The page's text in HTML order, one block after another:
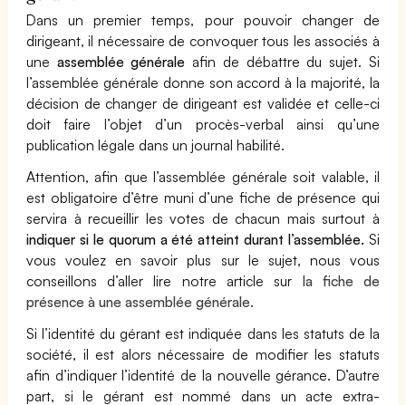
Dans un premier temps, pour pouvoir changer de
dirigeant, il nécessaire de convoquer tous les associés à
une assemblée générale afin de débattre du sujet. Si
l’assemblée générale donne son accord à la majorité, la
décision de changer de dirigeant est validée et celle-ci
doit faire l’objet d’un procès-verbal ainsi qu’une
publication légale dans un journal habilité.
Attention, afin que l’assemblée générale soit valable, il
est obligatoire d’être muni d’une fiche de présence qui
servira à recueillir les votes de chacun mais surtout à
indiquer si le quorum a été atteint durant l’assemblée. Si
vous voulez en savoir plus sur le sujet, nous vous
conseillons d’aller lire notre article sur la fiche de
présence à une assemblée générale.
Si l’identité du gérant est indiquée dans les statuts de la
société, il est alors nécessaire de modifier les statuts
afin d’indiquer l’identité de la nouvelle gérance. D’autre
part, si le gérant est nommé dans un acte extra-